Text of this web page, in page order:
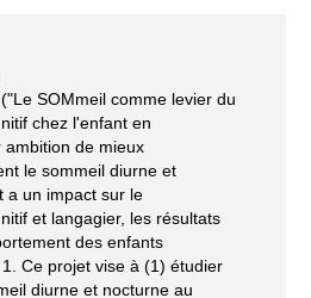
SOMmeil comme levier du
chez l'enfant en
ambition de mieux
le sommeil diurne et
a un impact sur le
et langagier, les résultats
des enfants
Ce projet vise à (1) étudier
diurne et nocturne au